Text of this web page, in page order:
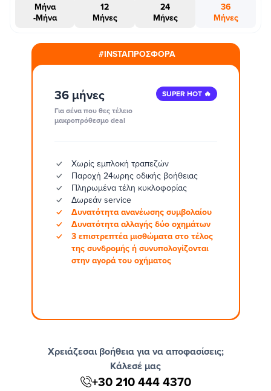
Μήνα
-Μήνα
12
Μήνες
24
Μήνες
36
Μήνες
#INSTAΠΡΟΣΦΟΡΑ
36 μήνες
Για σένα που θες τέλειο
μακροπρόθεσμο deal
SUPER HOT 🔥
Χωρίς εμπλοκή τραπεζών
Παροχή 24ωρης οδικής βοήθειας
Πληρωμένα τέλη κυκλοφορίας
Δωρεάν service
Δυνατότητα ανανέωσης συμβολαίου
Δυνατότητα αλλαγής δύο οχημάτων
3 επιστρεπτέα μισθώματα στο τέλος
της συνδρομής ή συνυπολογίζονται
στην αγορά του οχήματος
Χρειάζεσαι βοήθεια για να αποφασίσεις;
Κάλεσέ μας
+30 210 444 4370